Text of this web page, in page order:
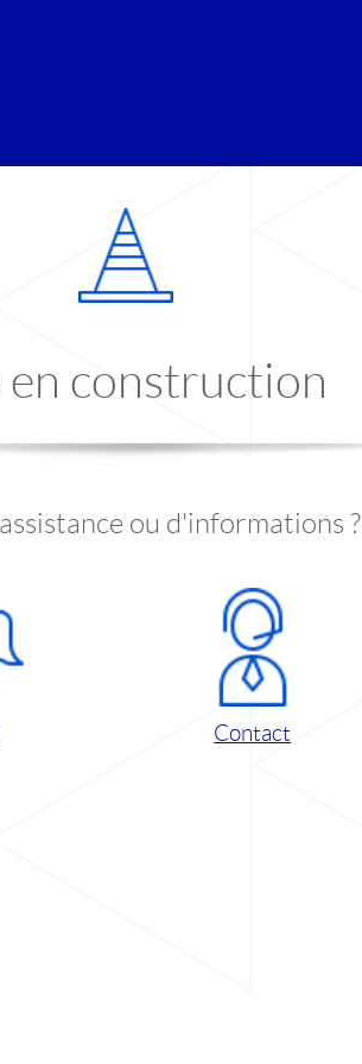
en construction
ou d'informations ?
Contact